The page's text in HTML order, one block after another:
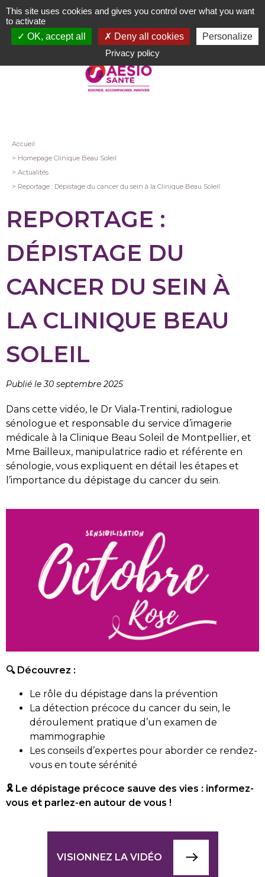
Aller
au
contenu
Fil
d'Ariane
Accueil
Homepage Clinique Beau Soleil
Actualités
Reportage : Dépistage du cancer du sein à la Clinique Beau Soleil
REPORTAGE :
DÉPISTAGE DU
CANCER DU SEIN À
LA CLINIQUE BEAU
SOLEIL
Publié le 30 septembre 2025
Dans cette vidéo, le Dr Viala-Trentini, radiologue
sénologue et responsable du service d’imagerie
médicale à la Clinique Beau Soleil de Montpellier, et
Mme Bailleux, manipulatrice radio et référente en
sénologie, vous expliquent en détail les étapes et
l’importance du dépistage du cancer du sein.
🔍 Découvrez :
Le rôle du dépistage dans la prévention
La détection précoce du cancer du sein, le
déroulement pratique d’un examen de
mammographie
Les conseils d’expertes pour aborder ce rendez-
vous en toute sérénité
🎗️ Le dépistage précoce sauve des vies : informez-
vous et parlez-en autour de vous !
VISIONNEZ LA VIDÉO
This site uses cookies and gives you control over what you want
to activate
OK, accept all
Deny all cookies
Personalize
Privacy policy